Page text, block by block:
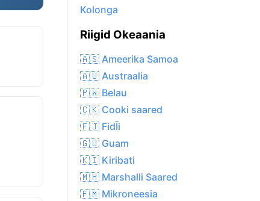
Kolonga
Riigid Okeaania
🇦🇸 Ameerika Samoa
🇦🇺 Austraalia
🇵🇼 Belau
🇨🇰 Cooki saared
🇫🇯 FidĪi
🇬🇺 Guam
🇰🇮 Kiribati
🇲🇭 Marshalli Saared
🇫🇲 Mikroneesia